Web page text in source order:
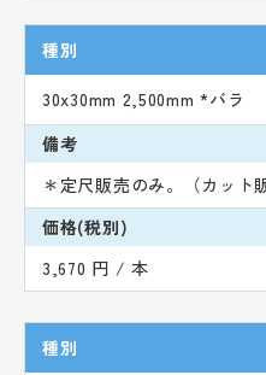
種別
30x30mm 2,500mm *バラ
備考
＊定尺販売のみ。（カット
価格(税別)
3,670 円 / 本
種別